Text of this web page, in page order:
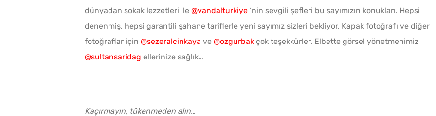
Kaynatılmalı?
Ev Yapımı Kuru Tarhana
Nasıl Yapılır?
dünyadan sokak lezzetleri ile @vandalturkiye ‘nin sevgili şefleri bu sayımızın konukları. Hepsi
denenmiş, hepsi garantili şahane tariflerle yeni sayımız sizleri bekliyor. Kapak fotoğrafı ve diğer
fotoğraflar için @sezeralcinkaya ve @ozgurbak çok teşekkürler. Elbette görsel yönetmenimiz
@sultansaridag ellerinize sağlık…
Kaçırmayın, tükenmeden alın…